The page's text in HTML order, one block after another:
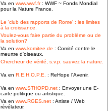
Va en www.wwf.fr: WWF ~ Fonds Mondial
pour la Nature France.
Le 'club des rapports de Rome' : les limites
à la croissance.
Voulez-vous faire partie du problème ou de
la solution?
Va en www.komitee.de : Comité contre le
meurtre d'oiseaux.
Chercheur de vérité, s.v.p. sauvez la nature.
Va en R.E.H.O.P.E. : ReHope l'Avenir.
Va en www.STHOPD.net : Envoyer une E-
carte politique ou artistique.
Va en www.RGES.net : Artiste / Web
révélateur.